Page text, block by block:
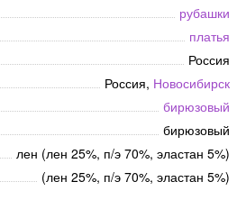
рубашки
платья
Россия
Россия, Новосибирск
бирюзовый
бирюзовый
лен (лен 25%, п/э 70%, эластан 5%)
(лен 25%, п/э 70%, эластан 5%)